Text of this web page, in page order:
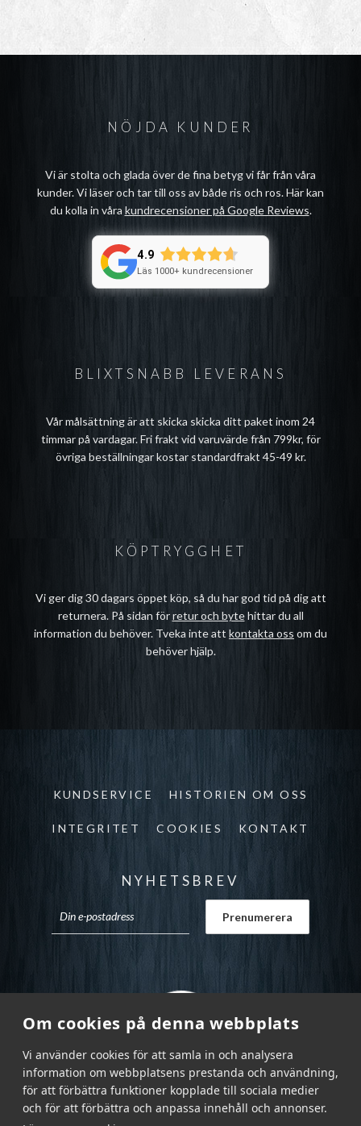
Om cookies på denna webbplats
Vi använder cookies för att samla in och analysera
information om webbplatsens prestanda och användning,
för att förbättra funktioner kopplade till sociala medier
och för att förbättra och anpassa innehåll och annonser.
BLIXTSNABB LEVERANS
Vår målsättning är att skicka skicka ditt paket inom 24
timmar på vardagar. Fri frakt vid varuvärde från 799kr, för
övriga beställningar kostar standardfrakt 45-49 kr.
NÖJDA KUNDER
Vi är stolta och glada över de fina betyg vi får från våra
kunder. Vi läser och tar till oss av både ris och ros. Här kan
du kolla in våra kundrecensioner på Google Reviews.
4.9
Läs 1000+ kundrecensioner
KÖPTRYGGHET
Vi ger dig 30 dagars öppet köp, så du har god tid på dig att
returnera. På sidan förretur och bytehittar du all
information du behöver. Tveka inte att kontakta oss om du
behöver hjälp.
KUNDSERVICE HISTORIEN OM OSS
INTEGRITET COOKIES KONTAKT
NYHETSBREV